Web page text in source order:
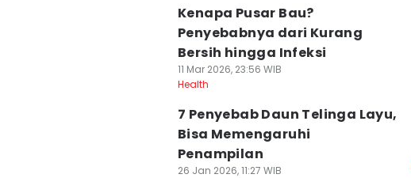
Kenapa Pusar Bau?
Penyebabnya dari Kurang
Bersih hingga Infeksi
11 Mar 2026, 23:56 WIB
Health
7 Penyebab Daun Telinga Layu,
Bisa Memengaruhi
Penampilan
26 Jan 2026, 11:27 WIB